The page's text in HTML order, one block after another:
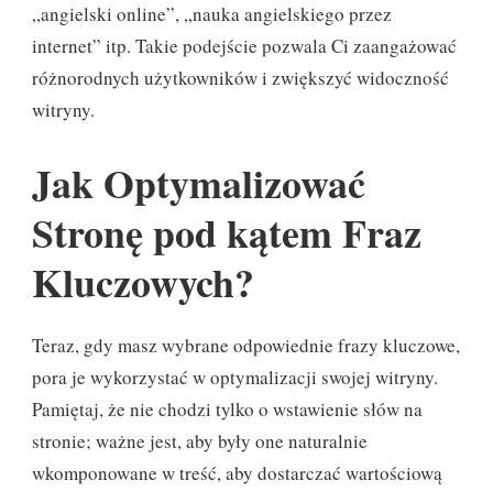
„angielski online”, „nauka angielskiego przez
internet” itp. Takie podejście pozwala Ci zaangażować
różnorodnych użytkowników i zwiększyć widoczność
witryny.
Jak Optymalizować
Stronę pod kątem Fraz
Kluczowych?
Teraz, gdy masz wybrane odpowiednie frazy kluczowe,
pora je wykorzystać w optymalizacji swojej witryny.
Pamiętaj, że nie chodzi tylko o wstawienie słów na
stronie; ważne jest, aby były one naturalnie
wkomponowane w treść, aby dostarczać wartościową